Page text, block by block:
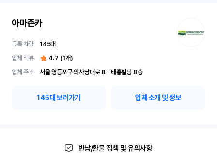
아마존카
등록 차량 145대
업체 리뷰
4.7 (1개)
업체 주소
서울 영등포구 의사당대로 8	 태흥빌딩 8층
145대 보러가기 업체 소개 및 정보
반납/환불 정책 및 유의사항